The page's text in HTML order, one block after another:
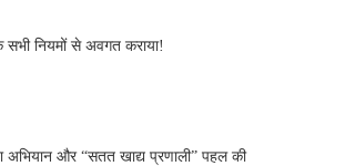
सभी नियमों से अवगत कराया!
और “सतत खाद्य प्रणाली” पहल की